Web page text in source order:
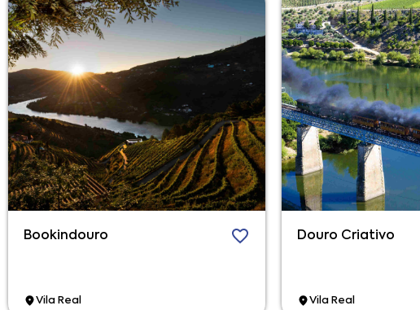
Bookindouro
Vila Real
Douro Criativo
Vila Real